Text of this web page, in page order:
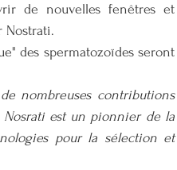
de nouvelles fenêtres et
Nostrati.
des spermatozoïdes seront
nombreuses contributions
Nosrati est un pionnier de la
pour la sélection et